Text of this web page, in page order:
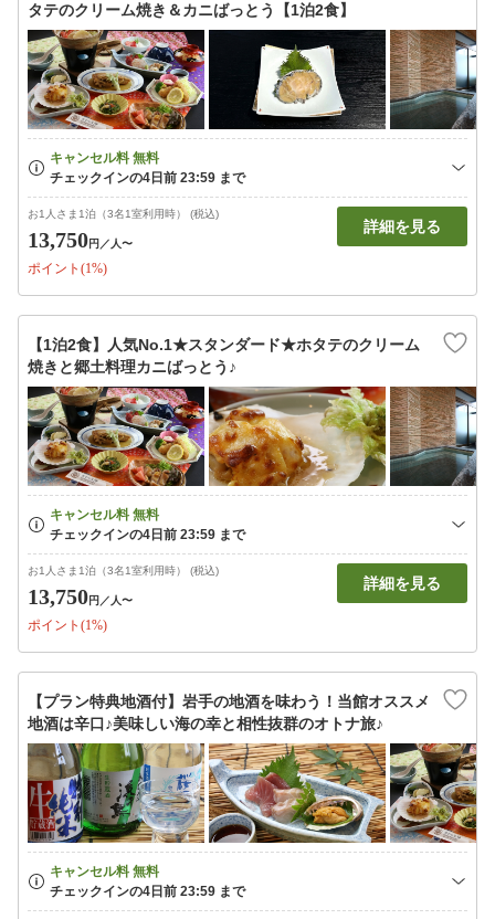
タテのクリーム焼き＆カニばっとう【1泊2食】
お1人さま1泊（3名1室利用時） (税込)
13,750円 ／人〜
ポイント(1%)
詳細を見る
【1泊2食】人気No.1★スタンダード★ホタテのクリーム
焼きと郷土料理カニばっとう♪
お1人さま1泊（3名1室利用時） (税込)
13,750円 ／人〜
ポイント(1%)
詳細を見る
【プラン特典地酒付】岩手の地酒を味わう！当館オススメ
地酒は辛口♪美味しい海の幸と相性抜群のオトナ旅♪